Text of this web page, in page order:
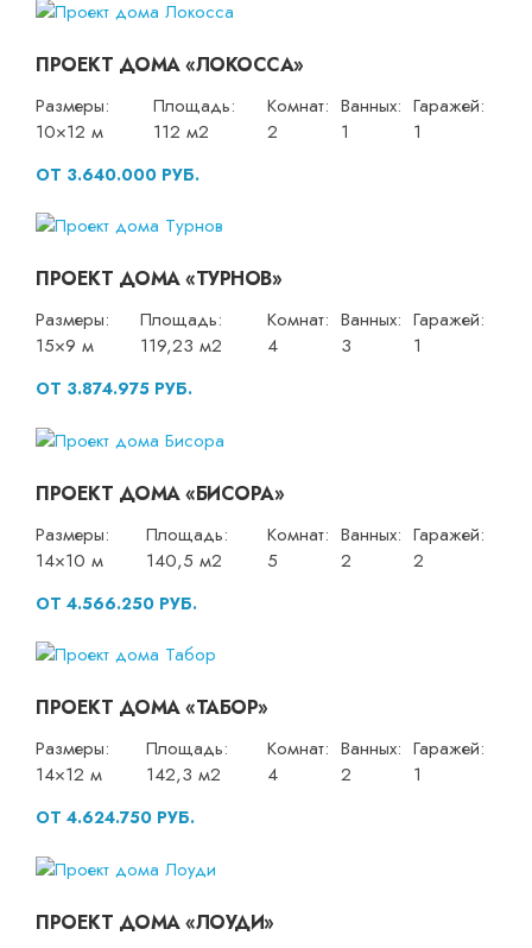
ПРОЕКТ ДОМА «ЛОКОССА»
Размеры:
10×12 м
Площадь:
112 м2
Комнат:
2
Ванных:
1
Гаражей:
1
ОТ 3.640.000 РУБ.
ПРОЕКТ ДОМА «ТУРНОВ»
Размеры:
15×9 м
Площадь:
119,23 м2
Комнат:
4
Ванных:
3
Гаражей:
1
ОТ 3.874.975 РУБ.
ПРОЕКТ ДОМА «БИСОРА»
Размеры:
14×10 м
Площадь:
140,5 м2
Комнат:
5
Ванных:
2
Гаражей:
2
ОТ 4.566.250 РУБ.
ПРОЕКТ ДОМА «ТАБОР»
Размеры:
14×12 м
Площадь:
142,3 м2
Комнат:
4
Ванных:
2
Гаражей:
1
ОТ 4.624.750 РУБ.
ПРОЕКТ ДОМА «ЛОУДИ»